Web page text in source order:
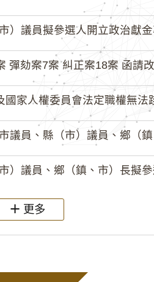
議員擬參選人開立政治獻金專
彈劾案7案 糾正案18案 函請
家人權委員會法定職權無法踐
員、縣（市）議員、鄉（鎮
議員、鄉（鎮、市）長擬參選
更多